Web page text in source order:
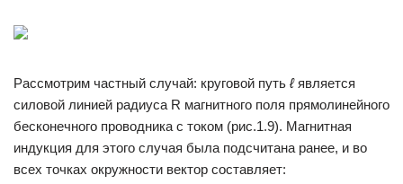
Рассмотрим частный случай: круговой путь ℓявляется
силовой линией радиуса R магнитного поля прямолинейного
бесконечного проводника с током (рис.1.9). Магнитная
индукция для этого случая была подсчитана ранее, и во
всех точках окружности вектор составляет: